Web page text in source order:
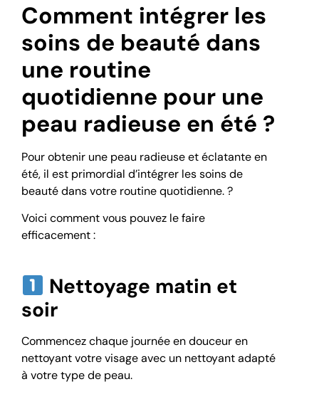
Comment intégrer les
soins de beauté dans
une routine
quotidienne pour une
peau radieuse en été ?
Pour obtenir une peau radieuse et éclatante en
été, il est primordial d’intégrer les soins de
beauté dans votre routine quotidienne. ?
Voici comment vous pouvez le faire
efficacement :
Nettoyage matin et
soir
Commencez chaque journée en douceur en
nettoyant votre visage avec un nettoyant adapté
à votre type de peau.